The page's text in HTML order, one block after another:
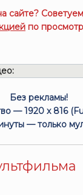
сайте?
по
Без рекламы!
— 1920 x 816
— только